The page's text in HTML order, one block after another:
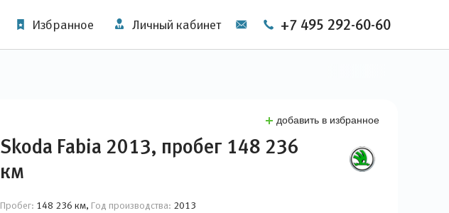
Избранное Личный кабинет +7 495 292-60-60
добавить в избранное
Skoda Fabia 2013, пробег 148 236
км
Пробег: 148 236 км, Год производства: 2013